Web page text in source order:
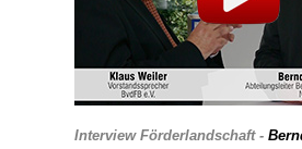
Interview Förderlandschaft -